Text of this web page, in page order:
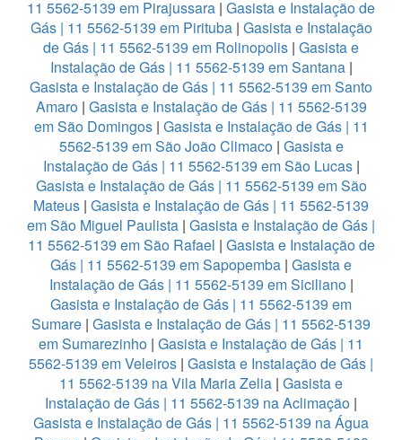
11 5562-5139 em Pirajussara | Gasista e Instalação de
Gás | 11 5562-5139 em Pirituba| Gasista e Instalação
de Gás | 11 5562-5139 em Rolinopolis | Gasista e
Instalação de Gás | 11 5562-5139 em Santana|
Gasista e Instalação de Gás | 11 5562-5139 em Santo
Amaro| Gasista e Instalação de Gás | 11 5562-5139
em São Domingos| Gasista e Instalação de Gás | 11
5562-5139 em São João Climaco| Gasista e
Instalação de Gás | 11 5562-5139 em São Lucas|
Gasista e Instalação de Gás | 11 5562-5139 em São
Mateus | Gasista e Instalação de Gás | 11 5562-5139
em São Miguel Paulista | Gasista e Instalação de Gás |
11 5562-5139 em São Rafael | Gasista e Instalação de
Gás | 11 5562-5139 em Sapopemba | Gasista e
Instalação de Gás | 11 5562-5139 em Siciliano|
Gasista e Instalação de Gás | 11 5562-5139 em
Sumare | Gasista e Instalação de Gás | 11 5562-5139
em Sumarezinho | Gasista e Instalação de Gás | 11
5562-5139 em Veleiros | Gasista e Instalação de Gás |
11 5562-5139 na Vila Maria Zelia | Gasista e
Instalação de Gás | 11 5562-5139 na Aclimação |
Gasista e Instalação de Gás | 11 5562-5139 na Água